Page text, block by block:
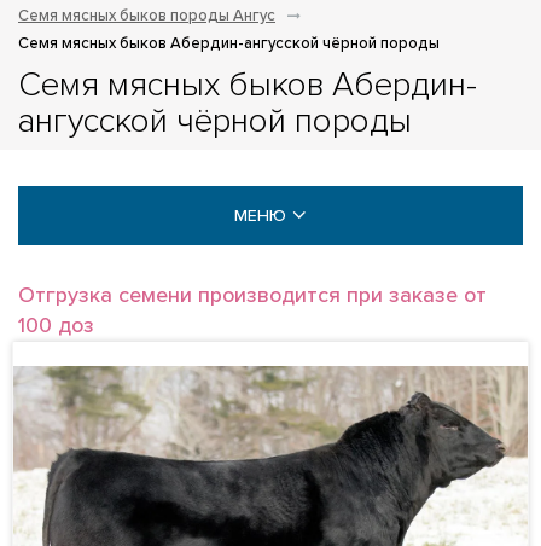
Семя мясных быков породы Ангус
Семя мясных быков Абердин-ангусской чёрной породы
Семя мясных быков Абердин-
ангусской чёрной породы
МЕНЮ
МЯСНЫЕ БЫКИ
Монбельярдская порода
Лимузины
Герефорды
Симментальская порода
Отгрузка семени производится при заказе от
100 доз